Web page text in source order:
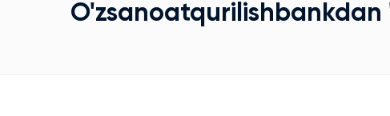
O'zsanoatqurilishbankdan